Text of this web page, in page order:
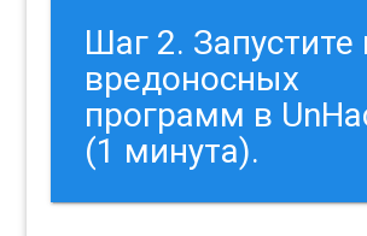
Шаг 2. Запустите
вредоносных
программ в
(1 минута).